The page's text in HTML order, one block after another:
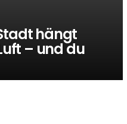
hängt
– und du